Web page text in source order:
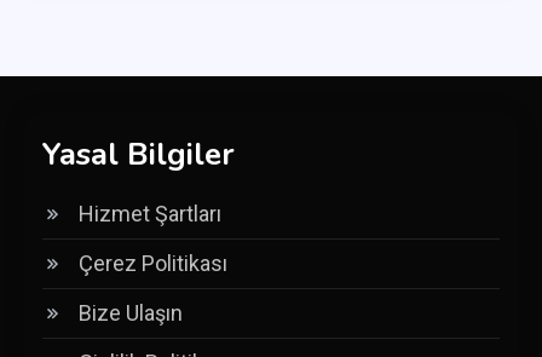
Yasal Bilgiler
Hizmet Şartları
Çerez Politikası
Bize Ulaşın